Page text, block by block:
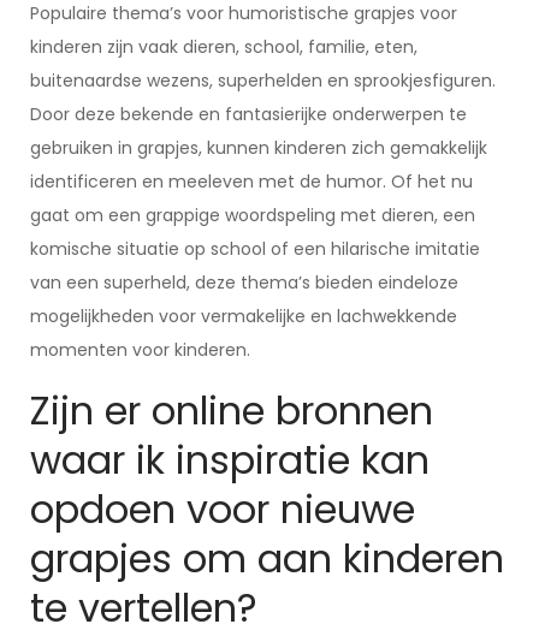
Populaire thema’s voor humoristische grapjes voor
kinderen zijn vaak dieren, school, familie, eten,
buitenaardse wezens, superhelden en sprookjesfiguren.
Door deze bekende en fantasierijke onderwerpen te
gebruiken in grapjes, kunnen kinderen zich gemakkelijk
identificeren en meeleven met de humor. Of het nu
gaat om een grappige woordspeling met dieren, een
komische situatie op school of een hilarische imitatie
van een superheld, deze thema’s bieden eindeloze
mogelijkheden voor vermakelijke en lachwekkende
momenten voor kinderen.
Zijn er online bronnen
waar ik inspiratie kan
opdoen voor nieuwe
grapjes om aan kinderen
te vertellen?